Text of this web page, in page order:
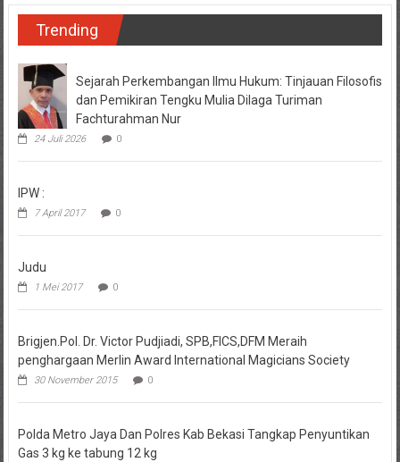
Trending
Sejarah Perkembangan Ilmu Hukum: Tinjauan Filosofis
dan Pemikiran Tengku Mulia Dilaga Turiman
Fachturahman Nur
24 Juli 2026 0
IPW :
7 April 2017 0
Judu
1 Mei 2017 0
Brigjen.Pol. Dr. Victor Pudjiadi, SPB,FICS,DFM Meraih
penghargaan Merlin Award International Magicians Society
30 November 2015 0
Polda Metro Jaya Dan Polres Kab Bekasi Tangkap Penyuntikan
Gas 3 kg ke tabung 12 kg